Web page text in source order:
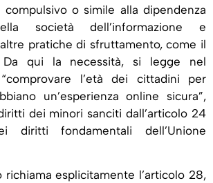
compulsivo o simile alla dipendenza
società dell’informazione e
altre pratiche di sfruttamento, come il
Da qui la necessità, si legge nel
l’età dei cittadini per
un’esperienza online sicura”,
dei minori sanciti dall’articolo 24
diritti fondamentali dell’Unione
richiama esplicitamente l’articolo 28,